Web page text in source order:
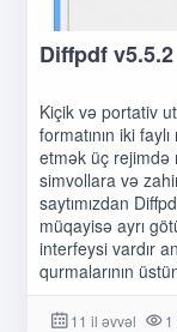
Diffpdf v5.5.2
Kiçik və portativ
formatının iki
etmək üç rejimdə
simvollara və
saytımızdan
müqayisə ayrı
interfeysi vardır
qurmalarının
11 il əvvəl 1